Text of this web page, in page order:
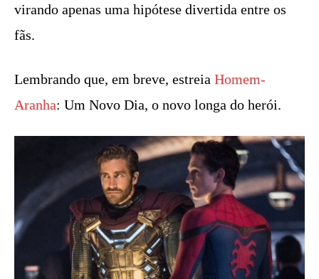
virando apenas uma hipótese divertida entre os
fãs.
Lembrando que, em breve, estreia Homem-
Aranha: Um Novo Dia, o novo longa do herói.